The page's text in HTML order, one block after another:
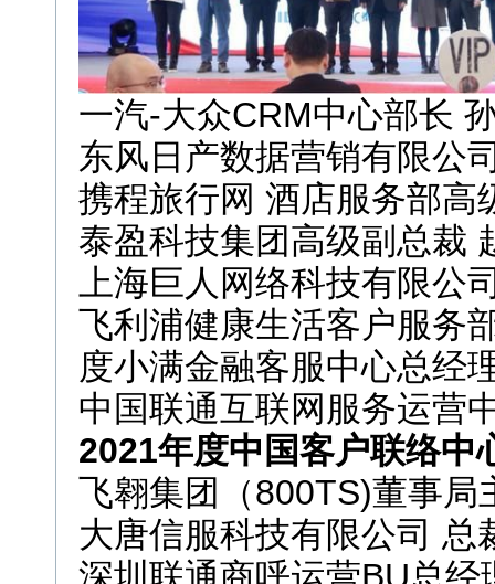
一汽-大众CRM中心部长
东风日产数据营销有限公
携程旅行网 酒店服务部高
泰盈科技集团高级副总裁
上海巨人网络科技有限公
飞利浦健康生活客户服务
度小满金融客服中心总经
中国联通互联网服务运营
2021年度中国客户联络中
飞翱集团（800TS)董事局
大唐信服科技有限公司 总